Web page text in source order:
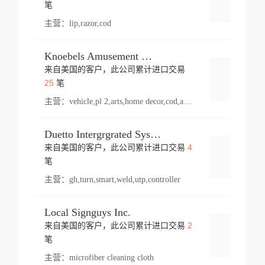
笔
主营： lip,razor,cod
Knoebels Amusement Resort
来自美国的客户，此公司累计进口交易
25笔
主营： vehicle,pl 2,arts,home decor,cod,amusement ride,sea
Duetto Intergrgrated Systems Inc.
来自美国的客户，此公司累计进口交易 4
笔
主营： gh,turn,smart,weld,utp,controller
Local Signguys Inc.
来自美国的客户，此公司累计进口交易 2
笔
主营： microfiber cleaning cloth